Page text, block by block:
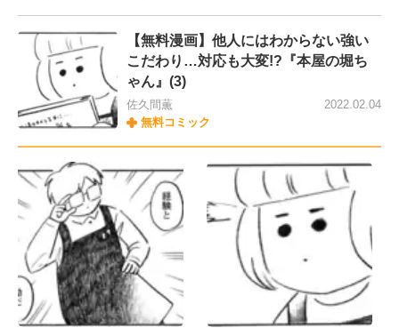
【無料漫画】他人にはわからない強い
こだわり…対応も大変!?『本屋の堀ち
ゃん』(3)
佐久間薫
無料コミック
2022.02.04